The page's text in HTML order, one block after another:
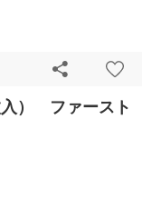
） ファースト